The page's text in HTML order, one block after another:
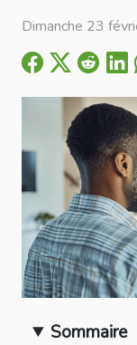
Dimanche 23
Sommaire